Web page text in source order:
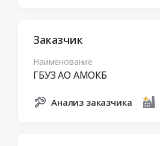
Заказчик
Наименование
ГБУЗ АО АМОКБ
Анализ заказчика